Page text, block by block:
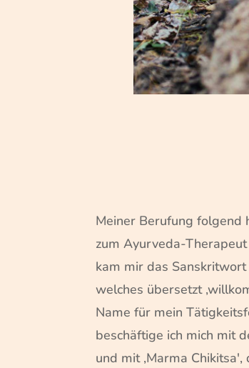
Meiner Berufung folgend
zum Ayurveda-
kam mir das
welches übersetzt
Name für mein
beschäftige ich mich mit
und mit ,Marma